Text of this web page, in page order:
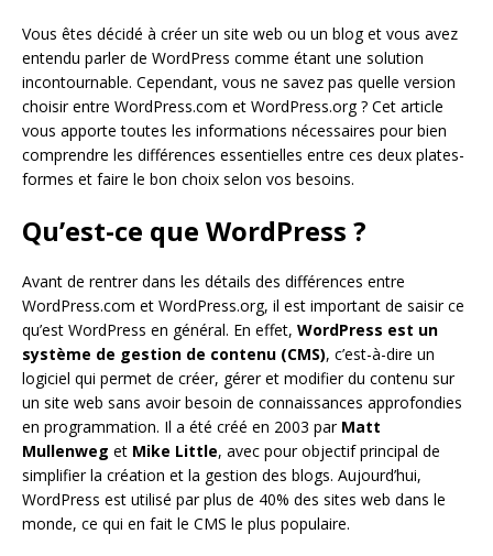
Vous êtes décidé à créer un site web ou un blog et vous avez
entendu parler de WordPress comme étant une solution
incontournable. Cependant, vous ne savez pas quelle version
choisir entre WordPress.com et WordPress.org ? Cet article
vous apporte toutes les informations nécessaires pour bien
comprendre les différences essentielles entre ces deux plates-
formes et faire le bon choix selon vos besoins.
Qu’est-ce que WordPress ?
Avant de rentrer dans les détails des différences entre
WordPress.com et WordPress.org, il est important de saisir ce
qu’est WordPress en général. En effet, WordPress est un
système de gestion de contenu (CMS), c’est-à-dire un
logiciel qui permet de créer, gérer et modifier du contenu sur
un site web sans avoir besoin de connaissances approfondies
en programmation. Il a été créé en 2003 par Matt
Mullenweg et Mike Little, avec pour objectif principal de
simplifier la création et la gestion des blogs. Aujourd’hui,
WordPress est utilisé par plus de 40% des sites web dans le
monde, ce qui en fait le CMS le plus populaire.